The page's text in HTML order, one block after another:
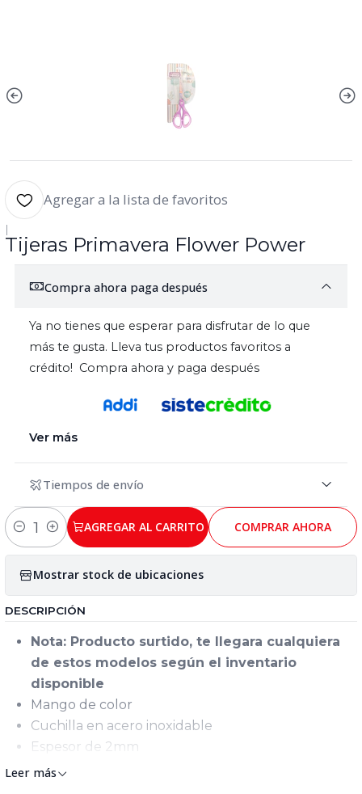
Agregar a la lista de favoritos
|
Tijeras Primavera Flower Power
Compra ahora paga después
Ya no tienes que esperar para disfrutar de lo que
más te gusta. Lleva tus productos favoritos a
crédito! Compra ahora y paga después
Ver más
Tiempos de envío
Cantidad
AGREGAR AL CARRITO COMPRAR AHORA
Mostrar stock de ubicaciones
DESCRIPCIÓN
Nota: Producto surtido, te llegara cualquiera
de estos modelos según el inventario
disponible
Mango de color
Cuchilla en acero inoxidable
Espesor de 2mm
Leer más